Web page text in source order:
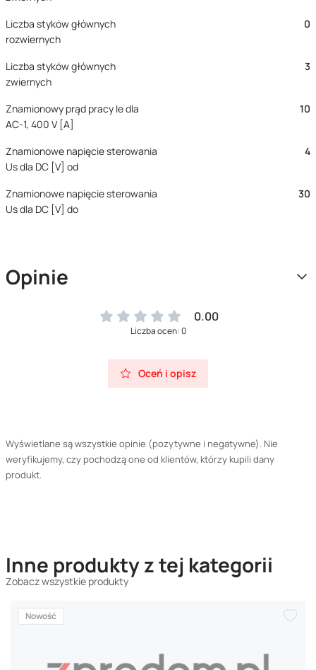
Liczba styków głównych
rozwiernych
0
Liczba styków głównych
zwiernych
3
Znamionowy prąd pracy Ie dla
AC-1, 400 V [A]
10
Znamionowe napięcie sterowania
Us dla DC [V] od
4
Znamionowe napięcie sterowania
Us dla DC [V] do
30
Opinie
0.00
Liczba ocen: 0
Oceń i opisz
Wyświetlane są wszystkie opinie (pozytywne i negatywne). Nie
weryfikujemy, czy pochodzą one od klientów, którzy kupili dany
produkt.
Inne produkty z tej kategorii
Zobacz wszystkie produkty
Nowość